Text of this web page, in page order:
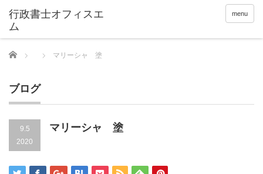
menu
Home マリーシャ 塗
ブログ
9.5
2020
マリーシャ 塗